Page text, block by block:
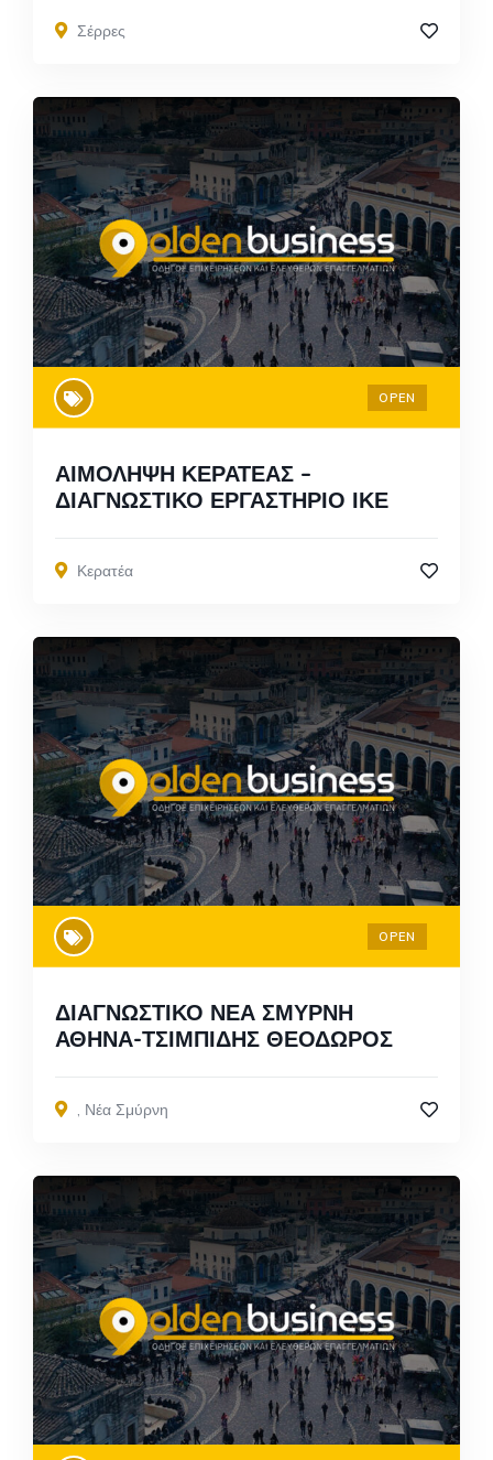
Σέρρες
OPEN
ΑΙΜΟΛΗΨΗ ΚΕΡΑΤΕΑΣ –
ΔΙΑΓΝΩΣΤΙΚΟ ΕΡΓΑΣΤΗΡΙΟ ΙΚΕ
Κερατέα
OPEN
ΔΙΑΓΝΩΣΤΙΚΟ ΝΕΑ ΣΜΥΡΝΗ
ΑΘΗΝΑ-ΤΣΙΜΠΙΔΗΣ ΘΕΟΔΩΡΟΣ
, Νέα Σμύρνη